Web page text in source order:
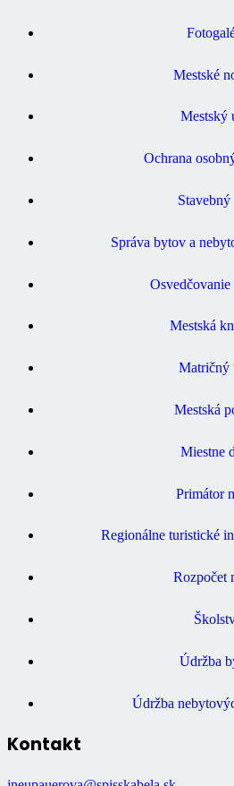
Mestské
Mestský
Ochrana
Stavebný
Správa bytov a
Mestská
Matričný
Mestská
Miestne
Primátor
Regionálne turistické
Rozpočet
Údržba
Údržba
Kontakt